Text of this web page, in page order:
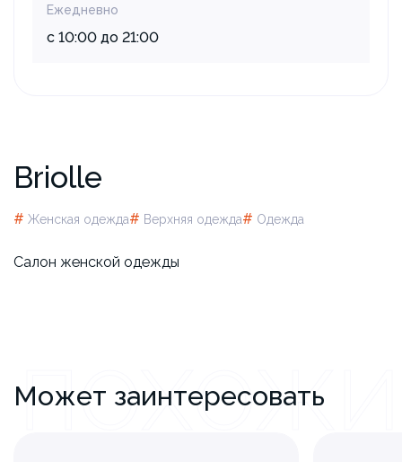
Briolle
# Женская одежда# Верхняя одежда# Одежда
​Салон женской одежды
Ежедневно
с 10:00 до 21:00
Может заинтересовать